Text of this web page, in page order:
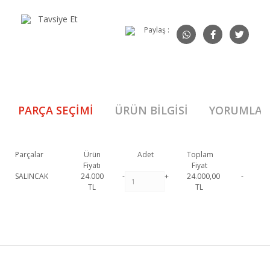
Tavsiye Et
Paylaş :
PARÇA SEÇIMI ÜRÜN BILGISI YORUMLAR
Parçalar
Ürün
Fiyatı
Adet
Toplam
Fiyat
SALINCAK
24.000
TL
- +
24.000,00
TL
-